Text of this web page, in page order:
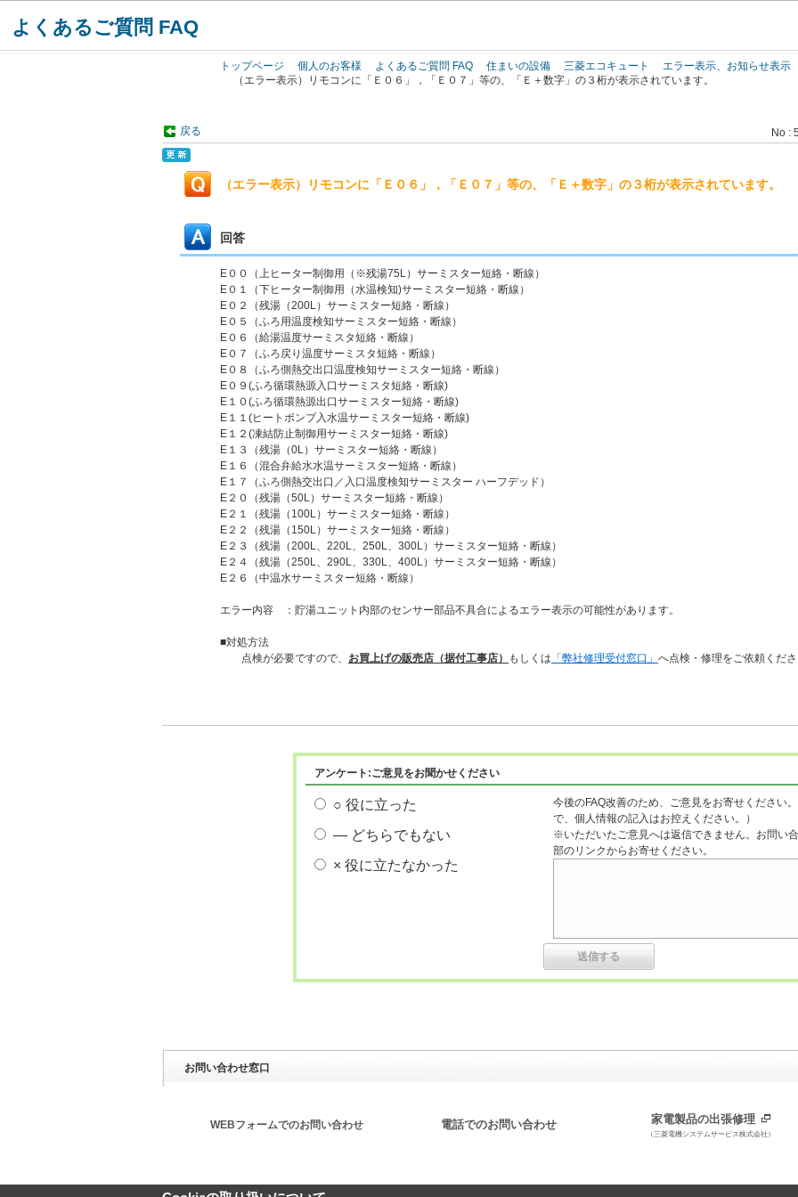
よくあるご質問 FAQ
トップページ 個人のお客様 よくあるご質問 FAQ 住まいの設備 三菱エコキュート
エラー表示、お知らせ表示
（エラー表示）リモコンに「Ｅ０６」，「Ｅ０７」等の、「Ｅ＋数字」の３桁が表示されています。
戻る No :
（エラー表示）リモコンに「Ｅ０６」，「Ｅ０７」等の、「Ｅ＋数字」の３桁が表示されています。
回答
E００（上ヒーター制御用（※残湯75L）サーミスター短絡・断線）
E０１（下ヒーター制御用（水温検知)サーミスター短絡・断線）
E０２（残湯（200L）サーミスター短絡・断線）
E０５（ふろ用温度検知サーミスター短絡・断線）
E０６（給湯温度サーミスタ短絡・断線）
E０７（ふろ戻り温度サーミスタ短絡・断線）
E０８（ふろ側熱交出口温度検知サーミスター短絡・断線）
E０９(ふろ循環熱源入口サーミスタ短絡・断線)
E１０(ふろ循環熱源出口サーミスター短絡・断線)
E１１(ヒートポンプ入水温サーミスター短絡・断線)
E１２(凍結防止制御用サーミスター短絡・断線)
E１３（残湯（0L）サーミスター短絡・断線）
E１６（混合弁給水水温サーミスター短絡・断線）
E１７（ふろ側熱交出口／入口温度検知サーミスター ハーフデッド）
E２０（残湯（50L）サーミスター短絡・断線）
E２１（残湯（100L）サーミスター短絡・断線）
E２２（残湯（150L）サーミスター短絡・断線）
E２３（残湯（200L、220L、250L、300L）サーミスター短絡・断線）
E２４（残湯（250L、290L、330L、400L）サーミスター短絡・断線）
E２６（中温水サーミスター短絡・断線）
エラー内容 ：貯湯ユニット内部のセンサー部品不具合によるエラー表示の可能性があります。
■対処方法
点検が必要ですので、 お買上げの販売店（据付工事店） もしくは 「弊社修理受付窓口」 へ点検・修理をご依頼くだ
アンケート:ご意見をお聞かせください
○ 役に立った
― どちらでもない
× 役に立たなかった
今後のFAQ改善のため、ご意見をお寄せください
で、個人情報の記入はお控えください。）
※いただいたご意見へは返信できません。お問い
部のリンクからお寄せください。
お問い合わせ窓口
WEBフォームでのお問い合わせ 電話でのお問い合わせ 家電製品の出張修理
（三菱電機システムサービス株式会社）